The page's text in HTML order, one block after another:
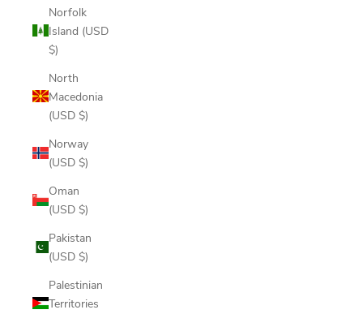
Norfolk
Island (USD
$)
North
Macedonia
(USD $)
Norway
(USD $)
Oman
(USD $)
Pakistan
(USD $)
Palestinian
Territories